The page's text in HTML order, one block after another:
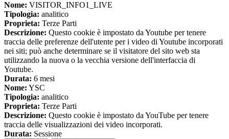
Nome: VISITOR_INFO1_LIVE
Tipologia: analitico
Proprieta: Terze Parti
Descrizione: Questo cookie è impostato da Youtube per tenere
traccia delle preferenze dell'utente per i video di Youtube incorporati
nei siti; può anche determinare se il visitatore del sito web sta
utilizzando la nuova o la vecchia versione dell'interfaccia di
Youtube.
Durata: 6 mesi
Nome: YSC
Tipologia: analitico
Proprieta: Terze Parti
Descrizione: Questo cookie è impostato da YouTube per tenere
traccia delle visualizzazioni dei video incorporati.
Durata: Sessione